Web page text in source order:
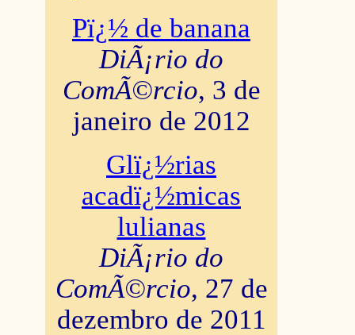
Pï¿½ de banana
DiÃ¡rio do
ComÃ©rcio, 3 de
janeiro de 2012
Glï¿½rias
acadï¿½micas
lulianas
DiÃ¡rio do
ComÃ©rcio, 27 de
dezembro de 2011